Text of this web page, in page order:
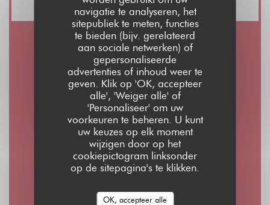
navigatie te analyseren, het
sitepubliek te meten, functies
te bieden (bijv. gerelateerd
aan sociale netwerken) of
gepersonaliseerde
advertenties of inhoud weer te
geven. Klik op 'OK, accepteer
alle', 'Weiger alle' of
'Personaliseer' om uw
voorkeuren te beheren. U kunt
uw keuzes op elk moment
wijzigen door op het
cookiepictogram linksonder
op de sitepagina's te klikken.
OK, accepteer alle
Openingstijden
Maa -Don
08:00 - 01:00
Vrijdag
08:00 - 02:00